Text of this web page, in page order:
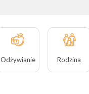
Odżywianie Rodzina